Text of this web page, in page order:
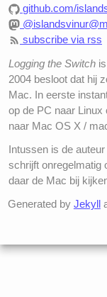
github.com/
subscribe via rss
Logging the Switch
2004 besloot dat hij
Mac. In eerste
op de PC naar
naar Mac OS X /
Intussen is de
schrijft onregelmatig
daar de Mac bij
Generated by Jekyll